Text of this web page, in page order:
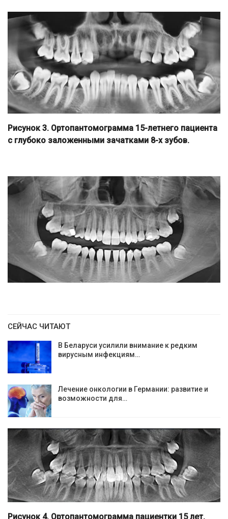
Рисунок 3. Ортопантомограмма 15-летнего пациента
с глубоко заложенными зачатками 8-х зубов.
СЕЙЧАС ЧИТАЮТ
В Беларуси усилили внимание к редким
вирусным инфекциям…
Лечение онкологии в Германии: развитие и
возможности для…
Рисунок 4. Ортопантомограмма пациентки 15 лет.